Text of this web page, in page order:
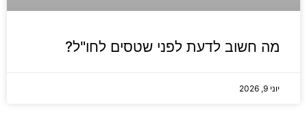
מה חשוב לדעת לפני שטסים לחו"ל?
יוני 9, 2026